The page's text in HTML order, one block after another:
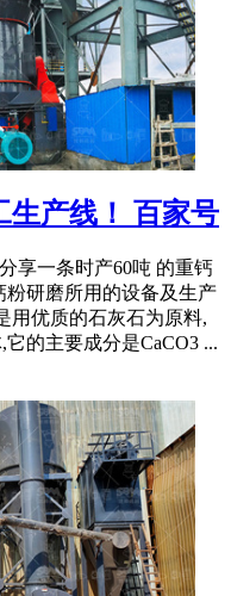
生产线！ 百家号
享一条时产60吨 的重钙
研磨所用的设备及生产
用优质的石灰石为原料,
的主要成分是CaCO3 ...